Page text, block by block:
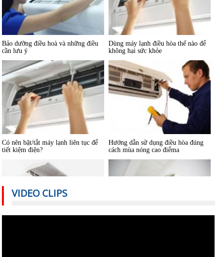
Bảo dưỡng điều hoà và những điều
cần lưu ý
Dùng máy lạnh điều hòa thế nào để
không hại sức khỏe
Có nên bật/tắt máy lạnh liên tục để
tiết kiệm điện?
Hướng dẫn sử dụng điều hòa đúng
cách mùa nóng cao điểma
VIDEO CLIPS